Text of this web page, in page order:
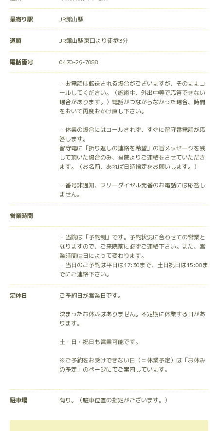
最寄り駅 JR館山駅
道順 JR館山駅東口より徒歩3分
電話番号 0470-29-7088
・お電話は転送される場合がございますが、そのままコ
ールしてください。（施術中、外出中等で応答できない
場合があります。）電話がつながらなかった場合、時間
をおいて再度おかけ直し下さい。
・休業の場合にはコールされず、すぐに留守番電話が応
答します。
留守電に「折り返しの連絡を希望」の旨メッセージを残
して頂いた場合のみ、当院よりご連絡をさせていただき
ます。（お名前、あれば日時指定をお願いします。）
・番号非通知、フリーダイヤル発番のお電話には応答し
ません。
営業時間
・当院は「予約制」です。予約状況に合わせての営業と
なりますので、ご来院前に必ずご連絡下さい。また、営
業時間は日によって変わります。
・当日のご予約は平日は17:30まで、土日祝日は15:00ま
でにご連絡下さい。
定休日 ご予約日が営業日です。
決まったお休みはありません。不定期に休業する日があ
ります。
土・日・祝日も営業可能です。
※ご予約をお受けできない日（＝休業予定）は「お休み
の予定」のページにてご案内しています。
駐車場 有り。（駐車位置の指定がございます。）